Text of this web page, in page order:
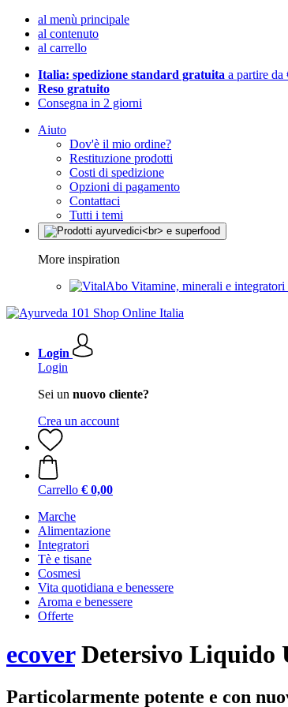
al menù principale
al contenuto
al carrello
Italia: spedizione standard gratuita a partire da
Reso gratuito
Consegna in 2 giorni
Aiuto
Dov'è il mio ordine?
Restituzione prodotti
Costi di spedizione
Opzioni di pagamento
Contattaci
Tutti i temi
More inspiration
Vitamine, minerali e integratori
Login
Login
Sei un nuovo cliente?
Crea un account
Carrello € 0,00
Marche
Alimentazione
Integratori
Tè e tisane
Cosmesi
Vita quotidiana e benessere
Aroma e benessere
Offerte
ecoverDetersivo Liquido
Particolarmente potente e con